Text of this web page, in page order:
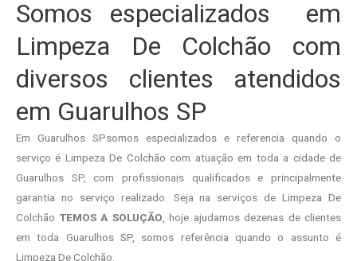
Somos especializados em
Limpeza De Colchão com
diversos clientes atendidos
em Guarulhos SP
Em Guarulhos SPsomos especializados e referencia quando o
serviço é Limpeza De Colchão com atuação em toda a cidade de
Guarulhos SP, com profissionais qualificados e principalmente
garantia no serviço realizado. Seja na serviços de Limpeza De
Colchão TEMOS A SOLUÇÃO , hoje ajudamos dezenas de clientes
em toda Guarulhos SP, somos referência quando o assunto é
Limpeza De Colchão.